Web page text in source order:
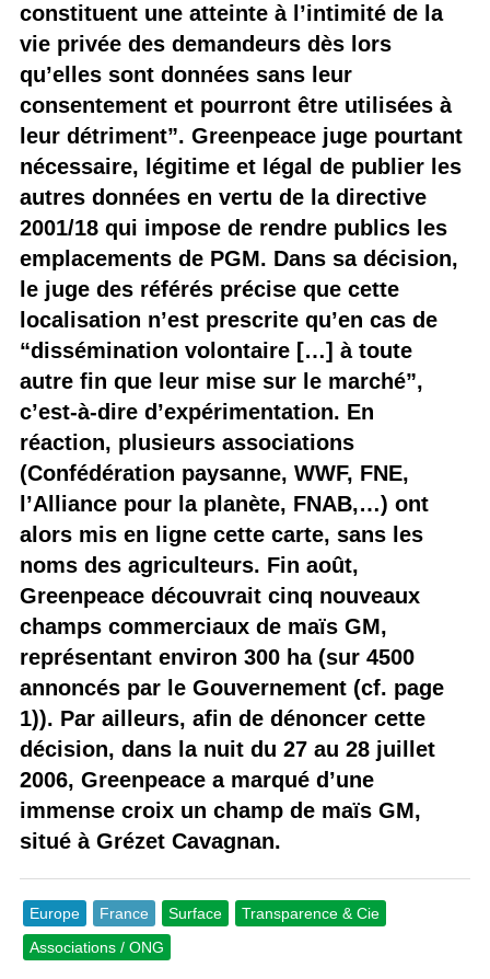
constituent une atteinte à l’intimité de la
vie privée des demandeurs dès lors
qu’elles sont données sans leur
consentement et pourront être utilisées à
leur détriment”. Greenpeace juge pourtant
nécessaire, légitime et légal de publier les
autres données en vertu de la directive
2001/18 qui impose de rendre publics les
emplacements de PGM. Dans sa décision,
le juge des référés précise que cette
localisation n’est prescrite qu’en cas de
“dissémination volontaire […] à toute
autre fin que leur mise sur le marché”,
c’est-à-dire d’expérimentation. En
réaction, plusieurs associations
(Confédération paysanne, WWF, FNE,
l’Alliance pour la planète, FNAB,…) ont
alors mis en ligne cette carte, sans les
noms des agriculteurs. Fin août,
Greenpeace découvrait cinq nouveaux
champs commerciaux de maïs GM,
représentant environ 300 ha (sur 4500
annoncés par le Gouvernement (cf. page
1)). Par ailleurs, afin de dénoncer cette
décision, dans la nuit du 27 au 28 juillet
2006, Greenpeace a marqué d’une
immense croix un champ de maïs GM,
situé à Grézet Cavagnan.
Europe France Surface
Transparence & Cie
Associations / ONG